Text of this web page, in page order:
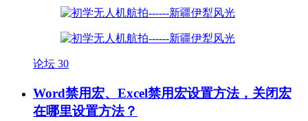
论坛 30
Word禁用宏、Excel禁用宏设置方法，关闭宏
在哪里设置方法？